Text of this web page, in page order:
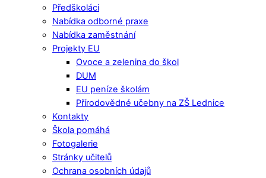
Předškoláci
Nabídka odborné praxe
Nabídka zaměstnání
Projekty EU
Ovoce a zelenina do škol
DUM
EU peníze školám
Přírodovědné učebny na ZŠ Lednice
Kontakty
Škola pomáhá
Fotogalerie
Stránky učitelů
Ochrana osobních údajů